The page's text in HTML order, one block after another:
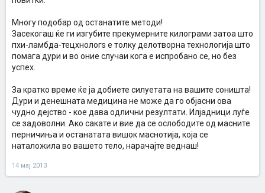
Многу подобар од останатите методи!
Засекогаш ќе ги изгубите прекумерните килограми затоа што
пхи-ламбда-тецхнологѕ е толку делотворна технологија што
помага дури и во оние случаи кога е испробано се, но без
успех.
За кратко време ќе ја добиете силуетата на вашите соништа!
Дури и денешната медицина не може да го објасни ова
чудно дејство - кое дава одлични резултати. Илјадници луѓе
се задоволни. Ако сакате и вие да се ослободите од масните
перничиња и останатата вишок маснотија, која се
наталожила во вашето тело, нарачајте веднаш!
14 мај 2013